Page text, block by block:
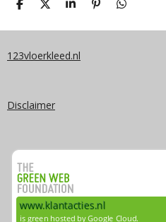
D
L
N
D
E
S
A
E
P
N
D
L
123vloerkleed.nl
Disclaimer